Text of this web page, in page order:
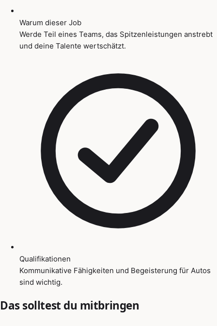
Warum dieser Job
Werde Teil eines Teams, das Spitzenleistungen anstrebt
und deine Talente wertschätzt.
Qualifikationen
Kommunikative Fähigkeiten und Begeisterung für Autos
sind wichtig.
Das solltest du mitbringen